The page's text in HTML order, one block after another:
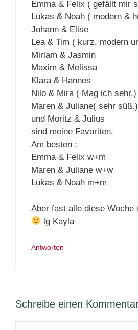
Emma & Felix ( gefällt mir
Lukas & Noah ( modern &
Johann & Elise
Lea & Tim ( kurz, modern
Miriam & Jasmin
Maxim & Melissa
Klara & Hannes
Nilo & Mira ( Mag ich sehr.)
Maren & Juliane( sehr süß.)
und Moritz & Julius
sind meine Favoriten.
Am besten :
Emma & Felix w+m
Maren & Juliane w+w
Lukas & Noah m+m
Aber fast alle diese Woche
lg Kayla
Antworten
Schreibe einen